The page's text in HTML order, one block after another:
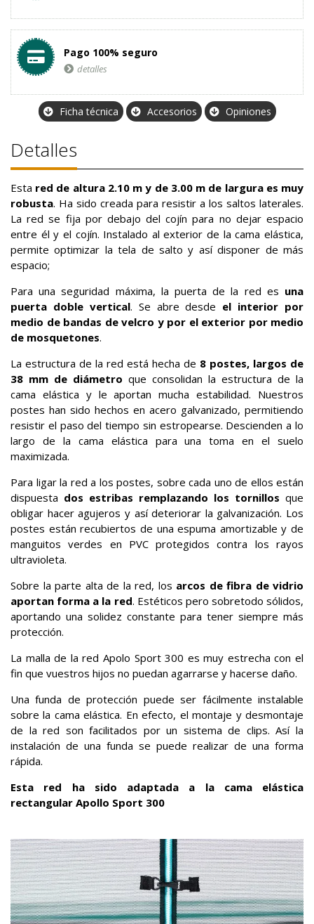
Pago 100% seguro
detalles
Ficha técnica Accesorios Opiniones
Detalles
Esta red de altura 2.10 m y de 3.00 m de largura es muy
robusta. Ha sido creada para resistir a los saltos laterales.
La red se fija por debajo del cojín para no dejar espacio
entre él y el cojín. Instalado al exterior de la cama elástica,
permite optimizar la tela de salto y así disponer de más
espacio;
Para una seguridad máxima, la puerta de la red es una
puerta doble vertical. Se abre desde el interior por
medio de bandas de velcro y por el exterior por medio
de mosquetones.
La estructura de la red está hecha de 8 postes, largos de
38 mm de diámetro que consolidan la estructura de la
cama elástica y le aportan mucha estabilidad. Nuestros
postes han sido hechos en acero galvanizado, permitiendo
resistir el paso del tiempo sin estropearse. Descienden a lo
largo de la cama elástica para una toma en el suelo
maximizada.
Para ligar la red a los postes, sobre cada uno de ellos están
dispuesta dos estribas remplazando los tornillos que
obligar hacer agujeros y así deteriorar la galvanización. Los
postes están recubiertos de una espuma amortizable y de
manguitos verdes en PVC protegidos contra los rayos
ultravioleta.
Sobre la parte alta de la red, los arcos de fibra de vidrio
aportan forma a la red. Estéticos pero sobretodo sólidos,
aportando una solidez constante para tener siempre más
protección.
La malla de la red Apolo Sport 300 es muy estrecha con el
fin que vuestros hijos no puedan agarrarse y hacerse daño.
Una funda de protección puede ser fácilmente instalable
sobre la cama elástica. En efecto, el montaje y desmontaje
de la red son facilitados por un sistema de clips. Así la
instalación de una funda se puede realizar de una forma
rápida.
Esta red ha sido adaptada a la cama elástica
rectangular Apollo Sport 300